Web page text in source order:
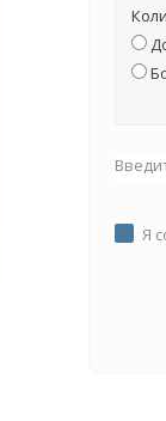
Я